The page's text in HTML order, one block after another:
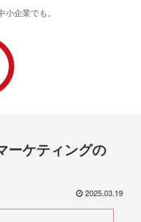
企業でも。
ーケティングの
2025.03.19